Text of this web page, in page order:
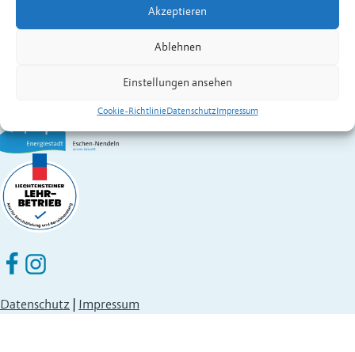
Akzeptieren
Ablehnen
Einstellungen ansehen
Cookie-RichtlinieDatenschutzImpressum
St. Martins-Ring 2, 9492 Eschen
Eschen Nendeln auf Facebook
Eschen Nendeln auf Instagram
Datenschutz | Impressum